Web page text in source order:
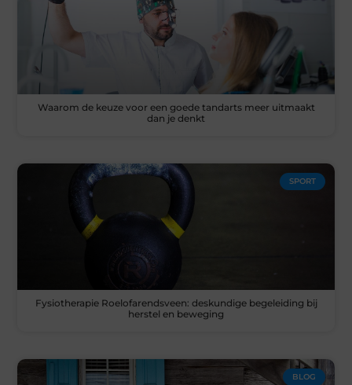
Waarom de keuze voor een goede tandarts meer uitmaakt
dan je denkt
SPORT
Fysiotherapie Roelofarendsveen: deskundige begeleiding bij
herstel en beweging
BLOG